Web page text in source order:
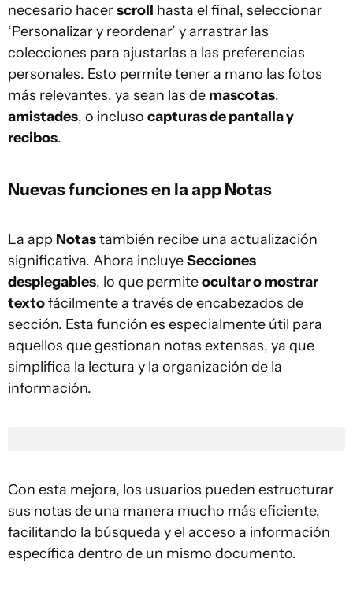
necesario hacerscroll hasta el final, seleccionar
‘Personalizar y reordenar’ y arrastrar las
colecciones para ajustarlas a las preferencias
personales. Esto permite tener a mano las fotos
más relevantes, ya sean las de mascotas,
amistades, o incluso capturas de pantalla y
recibos.
Nuevas funciones en la app Notas
La app Notastambién recibe una actualización
significativa. Ahora incluyeSecciones
desplegables, lo que permiteocultar o mostrar
textofácilmente a través de encabezados de
sección. Esta función es especialmente útil para
aquellos que gestionan notas extensas, ya que
simplifica la lectura y la organización de la
información.
Con esta mejora, los usuarios pueden estructurar
sus notas de una manera mucho más eficiente,
facilitando la búsqueda y el acceso a información
específica dentro de un mismo documento.